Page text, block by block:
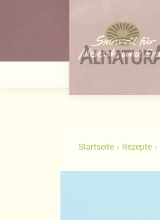
Startseite Rezepte